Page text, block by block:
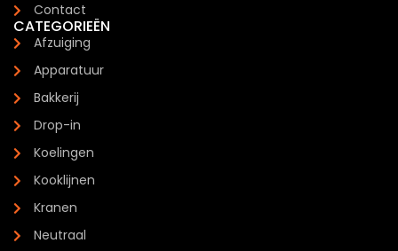
Contact
CATEGORIEËN
Afzuiging
Apparatuur
Bakkerij
Drop-in
Koelingen
Kooklijnen
Kranen
Neutraal